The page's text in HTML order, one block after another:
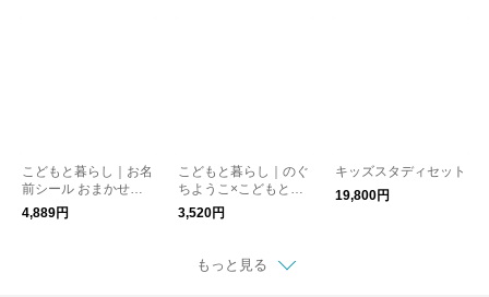
こどもと暮らし｜お名
前シール おまかせ入
学セット ずっとシリ
ーズ
4,889円
こどもと暮らし｜のぐ
ちようこ×こどもと暮
らし お名前シール3種
セット ぼくのわたし
ーズ
3,520円
キッズスタディセット
19,800円
もっと見る